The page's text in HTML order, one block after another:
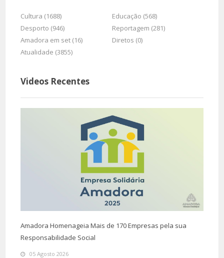
Cultura (1688)
Educação (568)
Desporto (946)
Reportagem (281)
Amadora em set (16)
Diretos (0)
Atualidade (3855)
Videos Recentes
Amadora Homenageia Mais de 170 Empresas pela sua
Responsabilidade Social
05 Agosto 2026